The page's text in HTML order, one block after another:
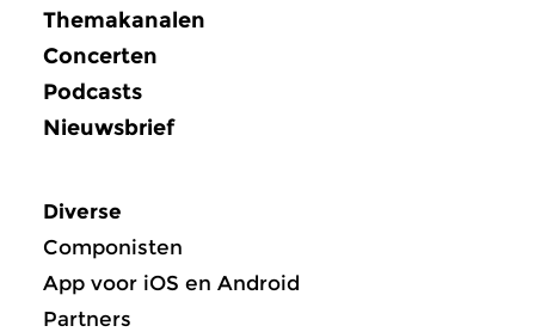
Themakanalen
Concerten
Podcasts
Nieuwsbrief
Diverse
Componisten
App voor iOS en Android
Partners